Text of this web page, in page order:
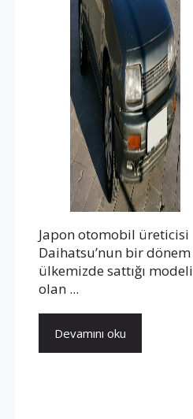
Japon otomobil üreticisi
Daihatsu’nun bir dönem
ülkemizde sattığı modeli
olan ...
Devamını oku